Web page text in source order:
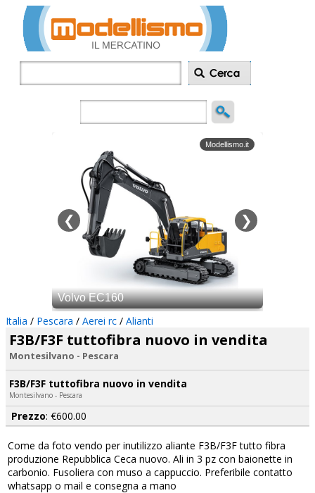
Italia / Pescara / Aerei rc / Alianti
F3B/F3F tuttofibra nuovo in vendita
Montesilvano - Pescara
F3B/F3F tuttofibra nuovo in vendita
Montesilvano - Pescara
Prezzo: €600.00
Come da foto vendo per inutilizzo aliante F3B/F3F tutto fibra
produzione Repubblica Ceca nuovo. Ali in 3 pz con baionette in
carbonio. Fusoliera con muso a cappuccio. Preferibile contatto
whatsapp o mail e consegna a mano